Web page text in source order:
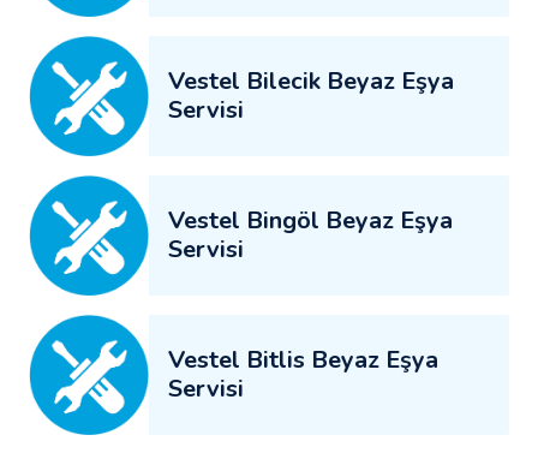
Vestel Bilecik Beyaz Eşya
Servisi
Vestel Bingöl Beyaz Eşya
Servisi
Vestel Bitlis Beyaz Eşya
Servisi